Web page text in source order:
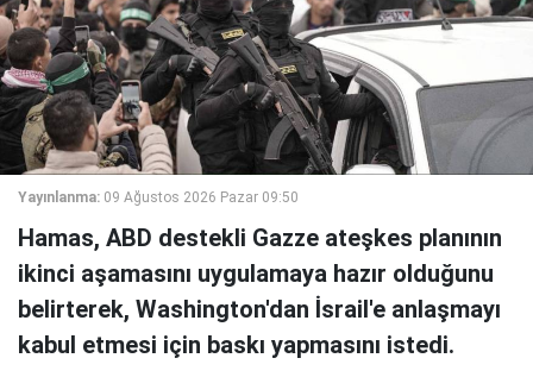
Yayınlanma: 09 Ağustos 2026 Pazar 09:50
Hamas, ABD destekli Gazze ateşkes planının
ikinci aşamasını uygulamaya hazır olduğunu
belirterek, Washington'dan İsrail'e anlaşmayı
kabul etmesi için baskı yapmasını istedi.